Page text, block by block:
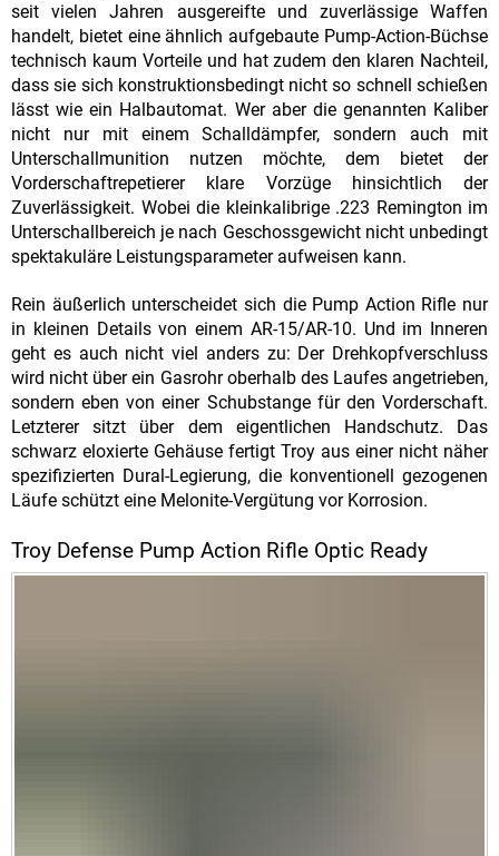
seit vielen Jahren ausgereifte und zuverlässige Waffen
handelt, bietet eine ähnlich aufgebaute Pump-Action-Büchse
technisch kaum Vorteile und hat zudem den klaren Nachteil,
dass sie sich konstruktionsbedingt nicht so schnell schießen
lässt wie ein Halbautomat. Wer aber die genannten Kaliber
nicht nur mit einem Schalldämpfer, sondern auch mit
Unterschallmunition nutzen möchte, dem bietet der
Vorderschaftrepetierer klare Vorzüge hinsichtlich der
Zuverlässigkeit. Wobei die kleinkalibrige .223 Remington im
Unterschallbereich je nach Geschossgewicht nicht unbedingt
spektakuläre Leistungsparameter aufweisen kann.
Rein äußerlich unterscheidet sich die Pump Action Rifle nur
in kleinen Details von einem AR-15/AR-10. Und im Inneren
geht es auch nicht viel anders zu: Der Drehkopfverschluss
wird nicht über ein Gasrohr oberhalb des Laufes angetrieben,
sondern eben von einer Schubstange für den Vorderschaft.
Letzterer sitzt über dem eigentlichen Handschutz. Das
schwarz eloxierte Gehäuse fertigt Troy aus einer nicht näher
spezifizierten Dural-Legierung, die konventionell gezogenen
Läufe schützt eine Melonite-Vergütung vor Korrosion.
Troy Defense Pump Action Rifle Optic Ready